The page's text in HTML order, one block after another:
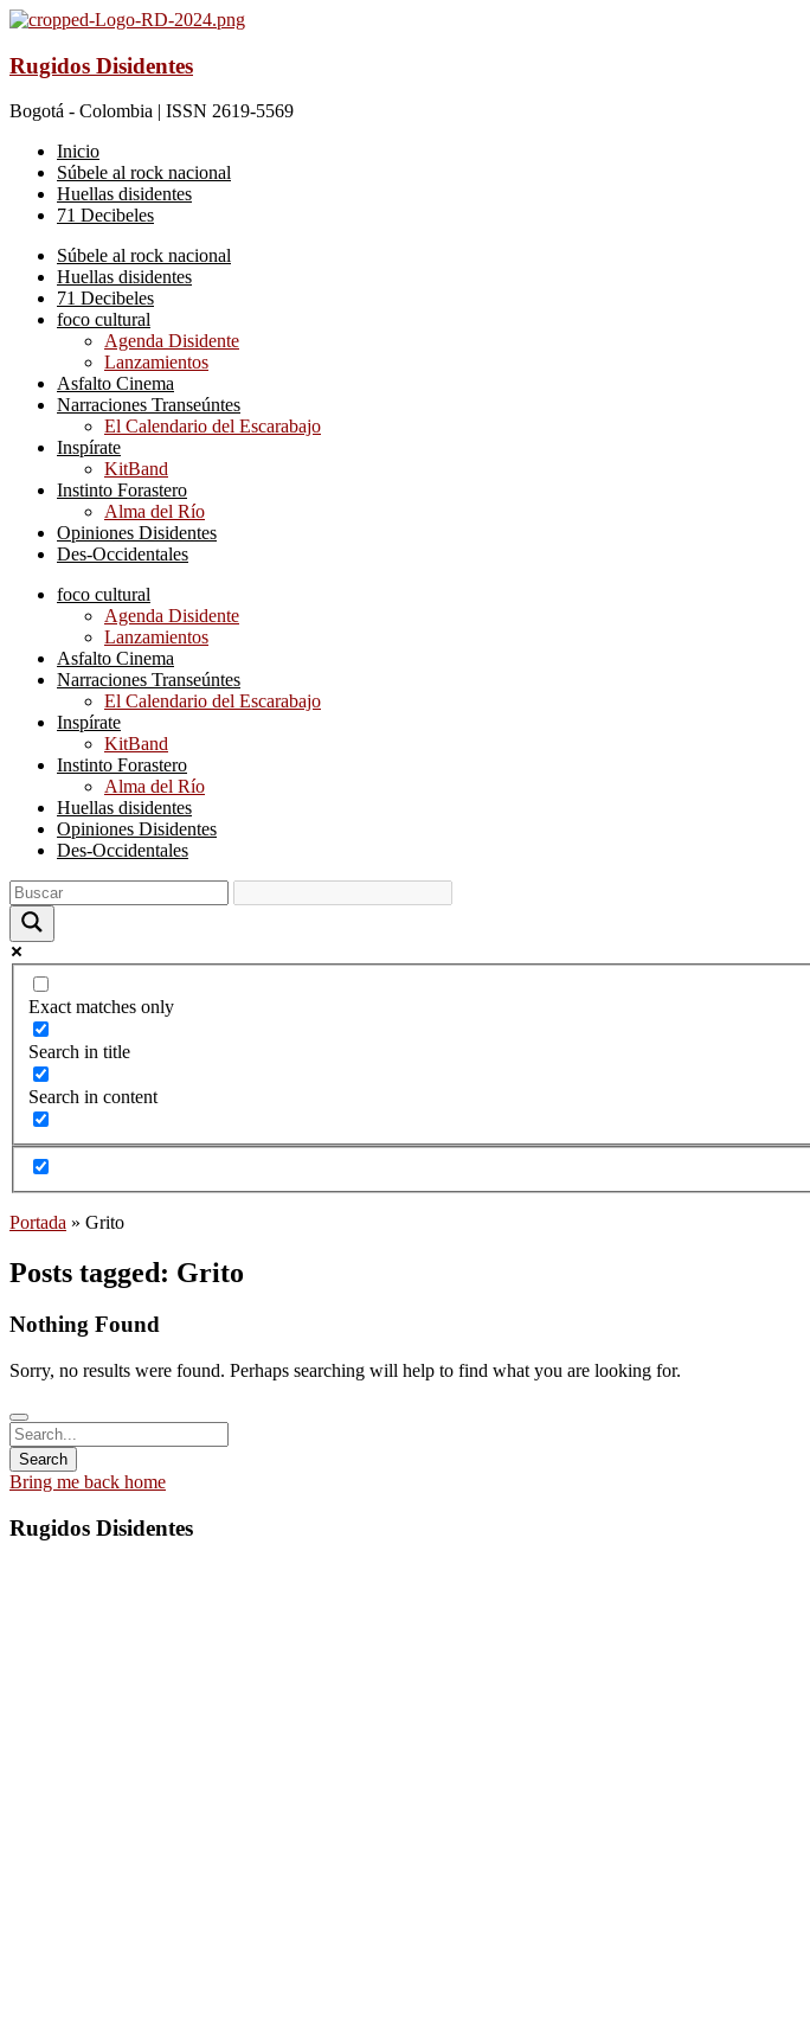
Rugidos Disidentes
Bogotá - Colombia | ISSN 2619-5569
Inicio
Súbele al rock nacional
Huellas disidentes
71 Decibeles
Súbele al rock nacional
Huellas disidentes
71 Decibeles
foco cultural
Agenda Disidente
Lanzamientos
Asfalto Cinema
Narraciones Transeúntes
El Calendario del Escarabajo
Inspírate
KitBand
Instinto Forastero
Alma del Río
Opiniones Disidentes
Des-Occidentales
foco cultural
Agenda Disidente
Lanzamientos
Asfalto Cinema
Narraciones Transeúntes
El Calendario del Escarabajo
Inspírate
KitBand
Instinto Forastero
Alma del Río
Huellas disidentes
Opiniones Disidentes
Des-Occidentales
Exact matches only
Search in title
Search in content
Portada » Grito
Posts tagged: Grito
Nothing Found
Sorry, no results were found. Perhaps searching will help to find what you are looking for.
Bring me back home
Rugidos Disidentes